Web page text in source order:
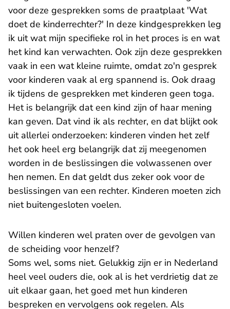
voor deze gesprekken soms de praatplaat 'Wat
doet de kinderrechter?' In deze kindgesprekken leg
ik uit wat mijn specifieke rol in het proces is en wat
het kind kan verwachten. Ook zijn deze gesprekken
vaak in een wat kleine ruimte, omdat zo'n gesprek
voor kinderen vaak al erg spannend is. Ook draag
ik tijdens de gesprekken met kinderen geen toga.
Het is belangrijk dat een kind zijn of haar mening
kan geven. Dat vind ik als rechter, en dat blijkt ook
uit allerlei onderzoeken: kinderen vinden het zelf
het ook heel erg belangrijk dat zij meegenomen
worden in de beslissingen die volwassenen over
hen nemen. En dat geldt dus zeker ook voor de
beslissingen van een rechter. Kinderen moeten zich
niet buitengesloten voelen.
Willen kinderen wel praten over de gevolgen van
de scheiding voor henzelf?
Soms wel, soms niet. Gelukkig zijn er in Nederland
heel veel ouders die, ook al is het verdrietig dat ze
uit elkaar gaan, het goed met hun kinderen
bespreken en vervolgens ook regelen. Als